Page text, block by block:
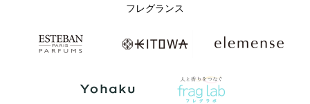
フレグランス